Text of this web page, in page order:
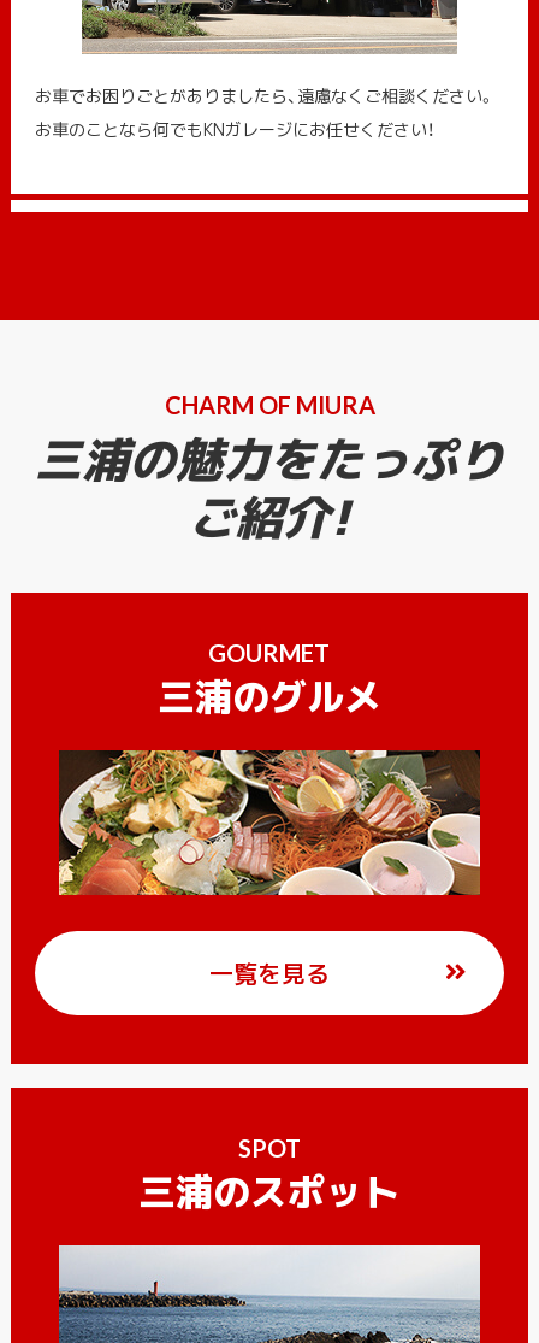
お車でお困りごとがありましたら、遠慮なくご相談ください。
お車のことなら何でもKNガレージにお任せください！
CHARM OF MIURA
三浦の魅力をたっぷり
ご紹介!
GOURMET
三浦のグルメ
一覧を見る
SPOT
三浦のスポット